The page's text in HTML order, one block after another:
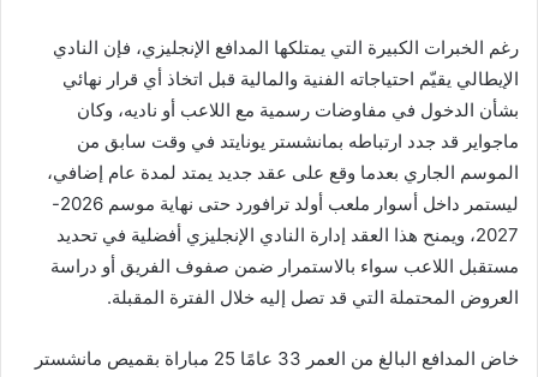
رغم الخبرات الكبيرة التي يمتلكها المدافع الإنجليزي، فإن النادي
الإيطالي يقيّم احتياجاته الفنية والمالية قبل اتخاذ أي قرار نهائي
بشأن الدخول في مفاوضات رسمية مع اللاعب أو ناديه، وكان
ماجواير قد جدد ارتباطه بمانشستر يونايتد في وقت سابق من
الموسم الجاري بعدما وقع على عقد جديد يمتد لمدة عام إضافي،
ليستمر داخل أسوار ملعب أولد ترافورد حتى نهاية موسم 2026-
2027، ويمنح هذا العقد إدارة النادي الإنجليزي أفضلية في تحديد
مستقبل اللاعب سواء بالاستمرار ضمن صفوف الفريق أو دراسة
العروض المحتملة التي قد تصل إليه خلال الفترة المقبلة.
خاض المدافع البالغ من العمر 33 عامًا 25 مباراة بقميص مانشستر